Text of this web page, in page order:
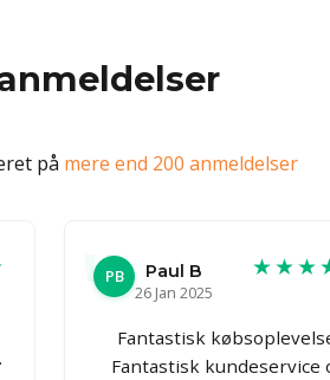
på mere end 200 anmeldelser
PB
Paul B
26 Jan 2025
Fantastisk
Fantastisk kundeservice